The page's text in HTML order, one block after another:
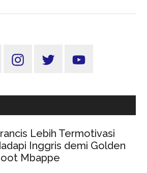
306
Dumping
Lebih Termotivasi
Inggris demi Golden
Mbappe